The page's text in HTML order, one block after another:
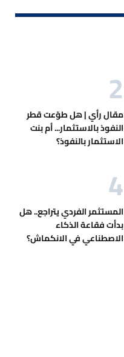
مقال رأي | هل طوّعت قطر
النفوذ بالاستثمار... أم بنت
الاستثمار بالنفوذ؟
المستثمر الفردي يتراجع.. هل
بدأت فقاعة الذكاء
الاصطناعي في الانكماش؟